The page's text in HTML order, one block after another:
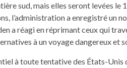
sud, mais elles seront levées
l’administration a enregistré un
a réagi en réprimant ceux qui
à un voyage dangereux et
à toute tentative des États-